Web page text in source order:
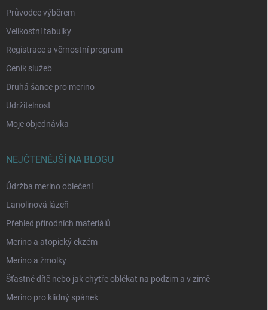
Průvodce výběrem
Velikostní tabulky
Registrace a věrnostní program
Ceník služeb
Druhá šance pro merino
Udržitelnost
Moje objednávka
NEJČTENĚJŠÍ NA BLOGU
Údržba merino oblečení
Lanolinová lázeň
Přehled přírodních materiálů
Merino a atopický ekzém
Merino a žmolky
Šťastné dítě nebo jak chytře oblékat na podzim a v zimě
Merino pro klidný spánek